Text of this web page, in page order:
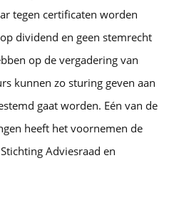
tegen certificaten worden
dividend en geen stemrecht
op de vergadering van
kunnen zo sturing geven aan
gaat worden. Eén van de
heeft het voornemen de
Adviesraad en